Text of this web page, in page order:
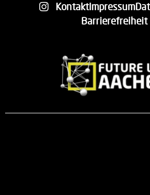
KontaktImpressum
Barrierefreiheit